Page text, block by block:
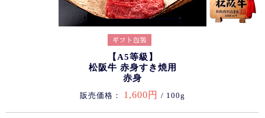
【A5等級】
松阪牛 赤身すき焼用
赤身
販売価格： 1,600円 / 100g